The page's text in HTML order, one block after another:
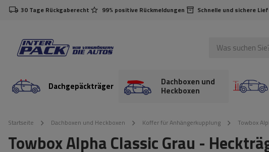
30 Tage Rückgaberecht 99% positive Rückmeldungen Schnelle und sichere
Dachgepäckträger Dachboxen und
Heckboxen
Startseite Dachboxen und Heckboxen Koffer für Anhängerkupplung Towbox
Towbox Alpha Classic Grau -